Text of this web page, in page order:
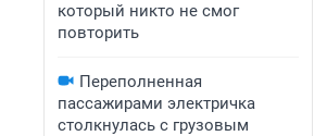
который никто не смог
повторить
Переполненная
пассажирами электричка
столкнулась с грузовым